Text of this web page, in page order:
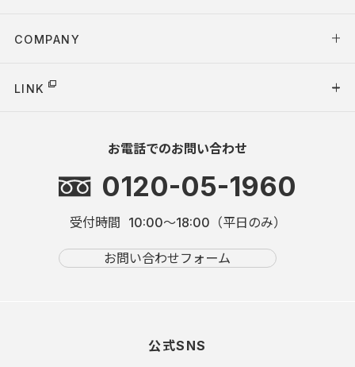
COMPANY
LINK
お電話でのお問い合わせ
0120-05-1960
受付時間 10:00～18:00（平日のみ）
お問い合わせフォーム
公式SNS